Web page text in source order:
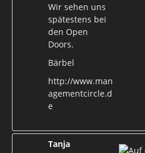
Wir sehen uns
spätestens bei
den Open
Doors.
Bärbel
http://www.man
agementcircle.d
e
Tanja